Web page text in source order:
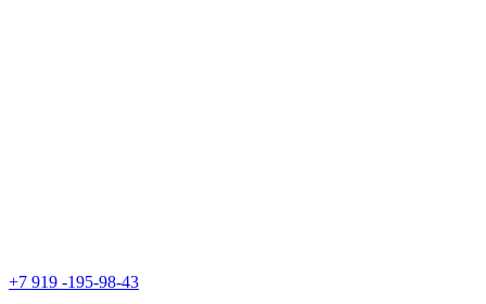
+7 919 -195-98-43